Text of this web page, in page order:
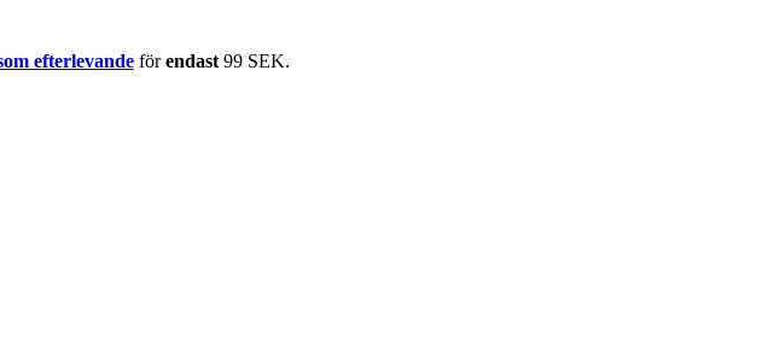
efterlevandeförendast99 SEK.